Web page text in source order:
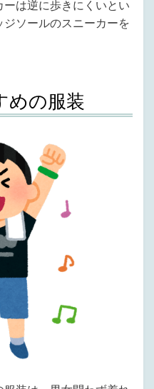
ーは逆に歩きにくいとい
ジソールのスニーカーを
めの服装